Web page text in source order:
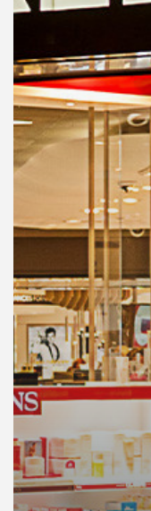
ของ
เพลง
บทความ
ข่าว
กิจกรรม
เกี่ยว
กับ
เรา
เครือ
ข่าย
วิทยุ
ไทย